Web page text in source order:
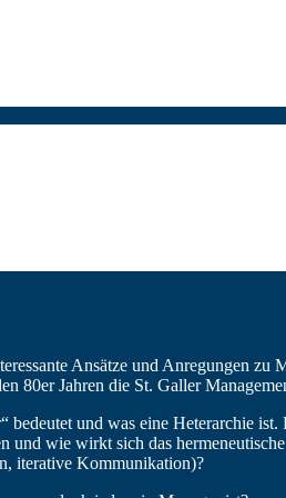
Ansätze und Anregungen zu
80er Jahren die St. Galler
bedeutet und was eine Heterarchie
und wie wirkt sich das
iterative Kommunikation)?